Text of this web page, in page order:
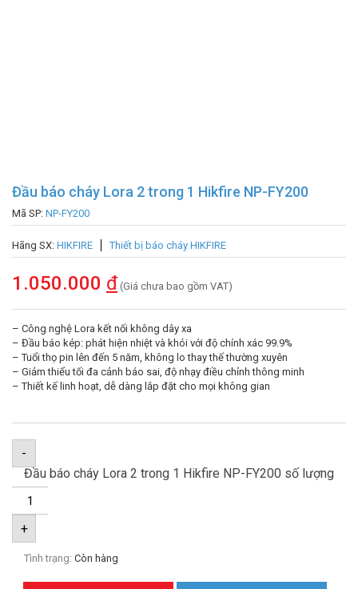
Đầu báo cháy Lora 2 trong 1 Hikfire NP-FY200
Mã SP: NP-FY200
Hãng SX: HIKFIRE Thiết bị báo cháy HIKFIRE
1.050.000 đ (Giá chưa bao gồm VAT)
– Công nghệ Lora kết nối không dây xa
– Đầu báo kép: phát hiện nhiệt và khói với độ chính xác 99.9%
– Tuổi thọ pin lên đến 5 năm, không lo thay thế thường xuyên
– Giảm thiểu tối đa cảnh báo sai, độ nhạy điều chỉnh thông minh
– Thiết kế linh hoạt, dễ dàng lắp đặt cho mọi không gian
-
Đầu báo cháy Lora 2 trong 1 Hikfire NP-FY200 số lượng
+
Tình trạng: Còn hàng